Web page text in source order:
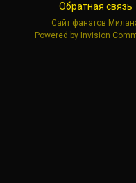
Обратная связь
Сайт фанатов
Powered by Invision